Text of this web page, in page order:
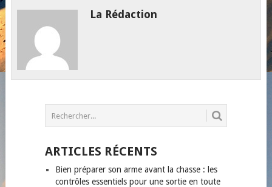
La Rédaction
ARTICLES RÉCENTS
Bien préparer son arme avant la chasse : les
contrôles essentiels pour une sortie en toute